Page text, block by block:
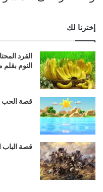
إخترنا لك
القرد
النوم
قصة الحب
قصة الباب